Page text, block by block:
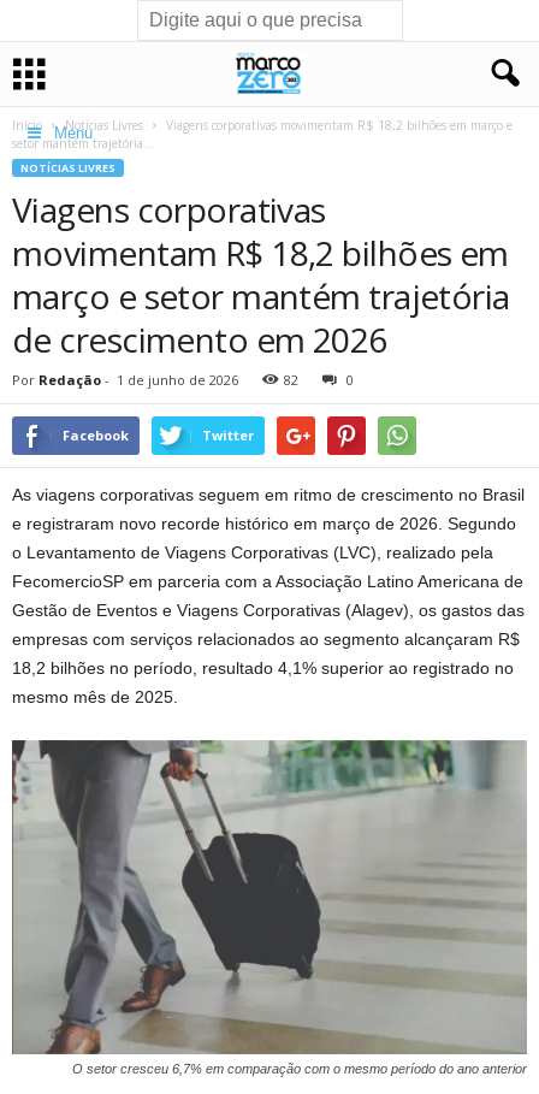
Menu
Início Notícias Livres
Viagens corporativas movimentam R$ 18,2 bilhões em março e
setor mantém trajetória...
NOTÍCIAS LIVRES
Viagens corporativas
movimentam R$ 18,2 bilhões em
março e setor mantém trajetória
de crescimento em 2026
Por Redação - 1 de junho de 2026 82 0
Facebook Twitter
As viagens corporativas seguem em ritmo de crescimento no Brasil
e registraram novo recorde histórico em março de 2026. Segundo
o Levantamento de Viagens Corporativas (LVC), realizado pela
FecomercioSP em parceria com a Associação Latino Americana de
Gestão de Eventos e Viagens Corporativas (Alagev), os gastos das
empresas com serviços relacionados ao segmento alcançaram R$
18,2 bilhões no período, resultado 4,1% superior ao registrado no
mesmo mês de 2025.
O setor cresceu 6,7% em comparação com o mesmo período do ano anterior